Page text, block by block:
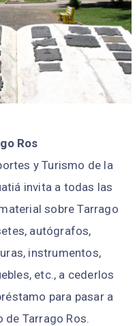
Ros
y Turismo de la
invita a todas las
sobre Tarrago
autógrafos,
instrumentos,
etc., a cederlos
para pasar a
Tarrago Ros.